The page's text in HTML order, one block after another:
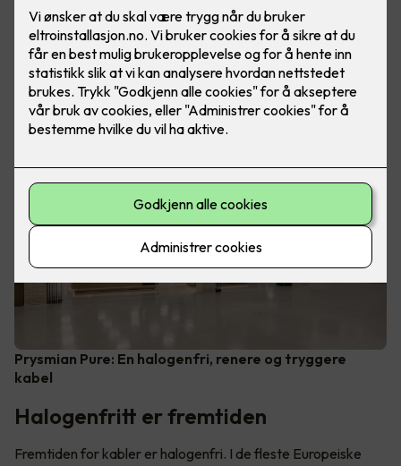
Prysmian Pure: En halogenfri, renere og tryggere
kabel
Halogenfritt er fremtiden
Fremtiden for kabler er halogenfri. I de fleste Europeiske